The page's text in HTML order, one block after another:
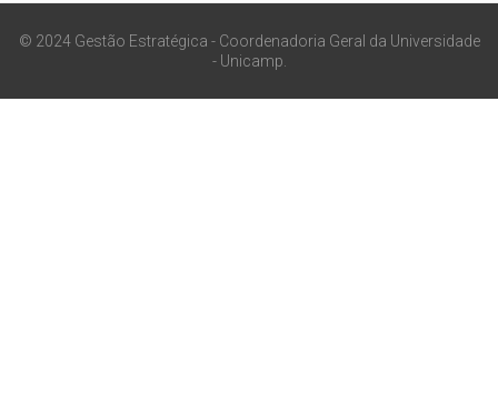
© 2024 Gestão Estratégica - Coordenadoria Geral da Universidade
- Unicamp.